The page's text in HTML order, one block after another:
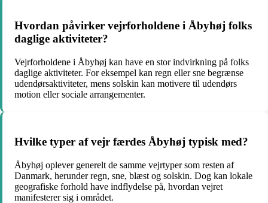
Hvordan påvirker vejrforholdene i Åbyhøj folks
daglige aktiviteter?
Vejrforholdene i Åbyhøj kan have en stor indvirkning på folks
daglige aktiviteter. For eksempel kan regn eller sne begrænse
udendørsaktiviteter, mens solskin kan motivere til udendørs
motion eller sociale arrangementer.
Hvilke typer af vejr færdes Åbyhøj typisk med?
Åbyhøj oplever generelt de samme vejrtyper som resten af
Danmark, herunder regn, sne, blæst og solskin. Dog kan lokale
geografiske forhold have indflydelse på, hvordan vejret
manifesterer sig i området.